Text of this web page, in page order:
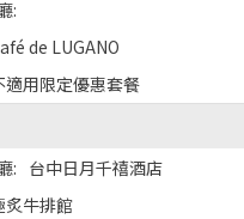
de LUGANO
適用限定優惠套餐
台中日月千禧酒店
炙牛排館